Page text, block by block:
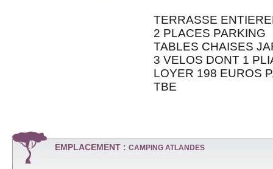
TERRASSE
2 PLACES PARKING
TABLES CHAISES
3 VELOS DONT 1
LOYER 198 EUROS
TBE
EMPLACEMENT : CAMPING ATLANDES